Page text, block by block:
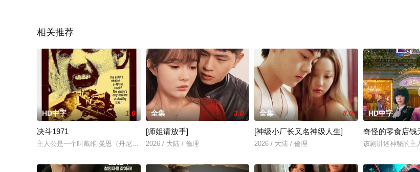
相关推荐
HD中字 1.0
决斗1971
主人公是一个叫戴维·曼恩（丹尼斯·韦弗 Dennis Weaver 饰）的中年男人，这天他在空无一人的州际公路上独自驾车。随后一辆大
全集 3.0
[师姐请放手]
2026 / 大陆 / 倫理
全集 8.0
[神级小厂长又名神级人生]
2026 / 大陆 / 倫理
HD中字
奇怪的零食店钱
该剧讲述神秘的主